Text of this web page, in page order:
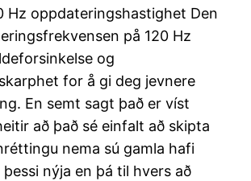
Hz oppdateringshastighet Den
på 120 Hz
og
for å gi deg jevnere
En semt sagt það er víst
að það sé einfalt að skipta
nema sú gamla hafi
nýja en þá til hvers að